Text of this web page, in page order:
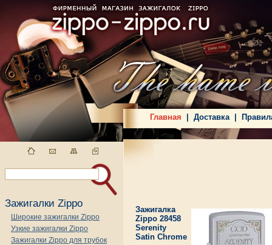
Главная Доставка
Зажигалки Zippo
Широкие зажигалки Zippo
Узкие зажигалки Zippo
Зажигалки Zippo для трубок
Зажигалка
Zippo 28458
Serenity
Satin Chrome